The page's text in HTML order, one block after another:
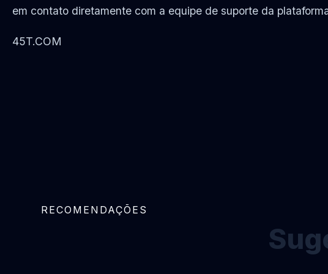
em contato diretamente com a equipe de suporte da
45T.COM
RECOMENDAÇÕES